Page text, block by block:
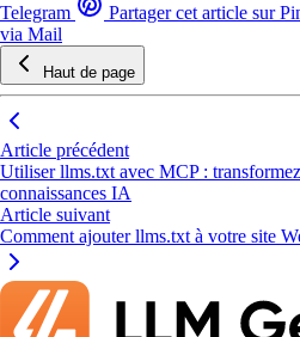
Telegram
Partager cet article sur
via Mail
Haut de page
Article précédent
Utiliser llms.txt avec MCP :
connaissances IA
Article suivant
Comment ajouter llms.txt à votre site